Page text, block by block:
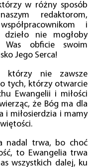
w różny sposób
redaktorom,
i
nie mogłoby
obficie swoim
Jego Serca!
którzy nie zawsze
tych, którzy otwarcie
Ewangelii i miłości
że Bóg ma dla
i miłosierdzia i mamy
nadal trwa, bo choć
to Ewangelia trwa
wszystkich dalej, ku